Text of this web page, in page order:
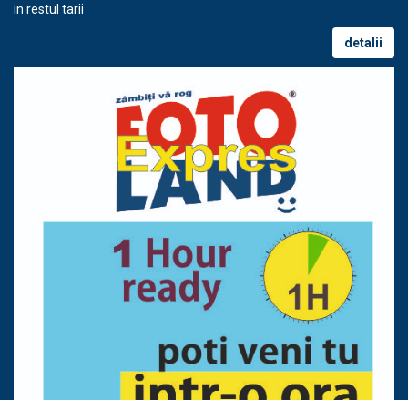
in restul tarii
detalii